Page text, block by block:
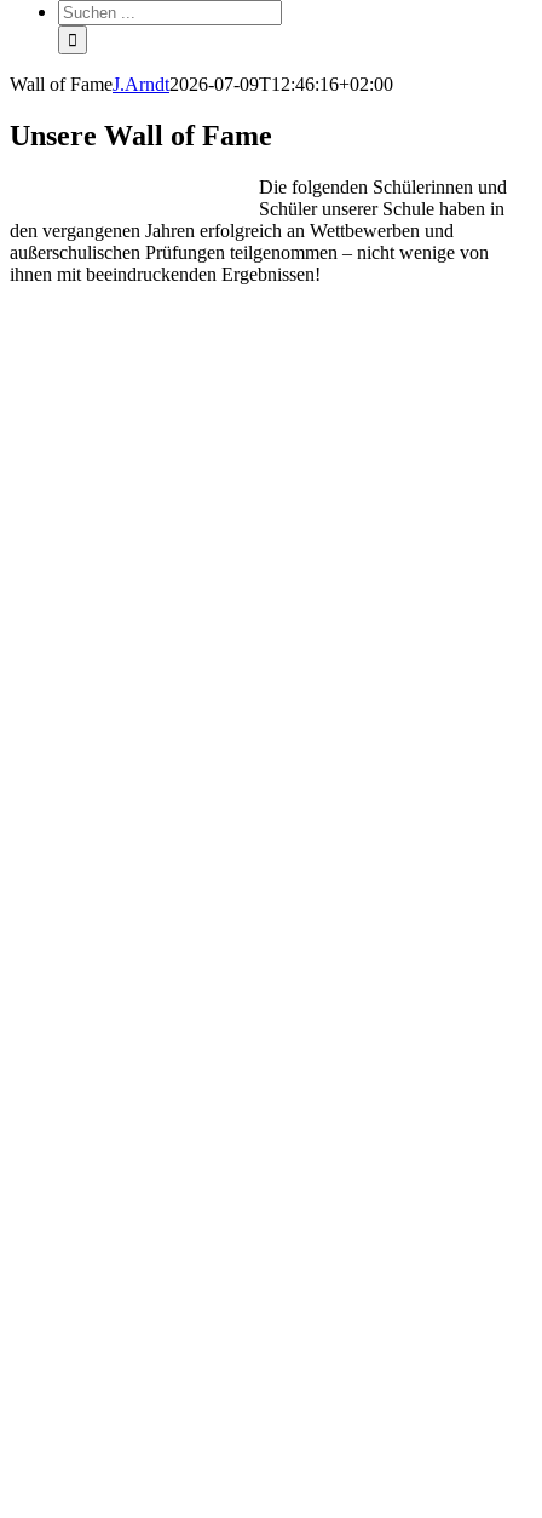
Wall of FameJ.Arndt2026-07-09T12:46:16+02:00
Unsere Wall of Fame
Die folgenden Schülerinnen und
Schüler unserer Schule haben in
den vergangenen Jahren erfolgreich an Wettbewerben und
außerschulischen Prüfungen teilgenommen – nicht wenige von
ihnen mit beeindruckenden Ergebnissen!